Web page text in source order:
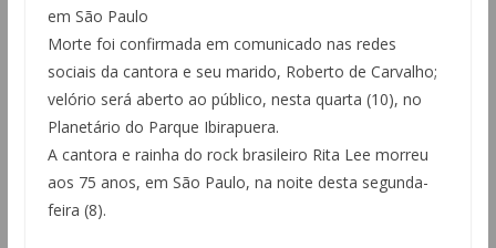
em São Paulo
Morte foi confirmada em comunicado nas redes
sociais da cantora e seu marido, Roberto de Carvalho;
velório será aberto ao público, nesta quarta (10), no
Planetário do Parque Ibirapuera.
A cantora e rainha do rock brasileiro Rita Lee morreu
aos 75 anos, em São Paulo, na noite desta segunda-
feira (8).